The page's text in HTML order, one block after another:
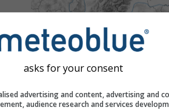
asks for your consent
advertising and content, advertising and
audience research and services